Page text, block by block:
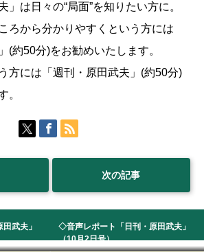
は日々の“局面”を知りたい方に。
ろから分かりやすくという方には
(約50分)をお勧めいたします。
方には「週刊・原田武夫」(約50分)
。
次の記事
武夫」
◇音声レポート「日刊・原田武夫」
（10月2日号） ...